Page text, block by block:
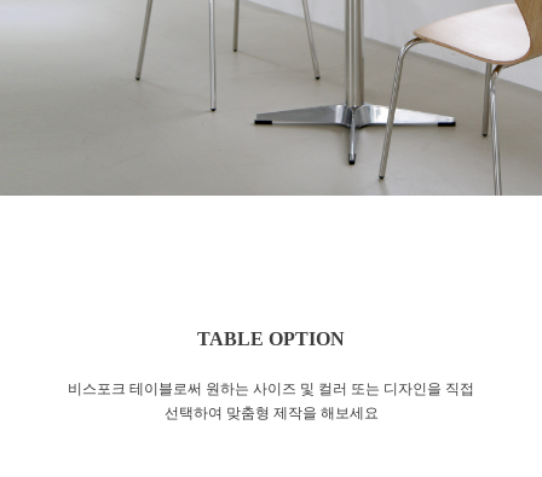
TABLE OPTION
비스포크 테이블로써 원하는 사이즈 및 컬러 또는 디자인을 직접
선택하여 맞춤형 제작을 해보세요